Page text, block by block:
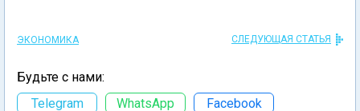
ЭКОНОМИКА СЛЕДУЮЩАЯ СТАТЬЯ
Будьте с нами:
Telegram
WhatsApp Facebook